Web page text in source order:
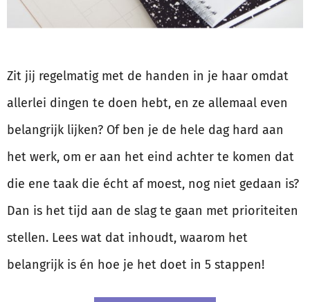
Zit jij regelmatig met de handen in je haar omdat
allerlei dingen te doen hebt, en ze allemaal even
belangrijk lijken? Of ben je de hele dag hard aan
het werk, om er aan het eind achter te komen dat
die ene taak die écht af moest, nog niet gedaan is?
Dan is het tijd aan de slag te gaan met prioriteiten
stellen. Lees wat dat inhoudt, waarom het
belangrijk is én hoe je het doet in 5 stappen!